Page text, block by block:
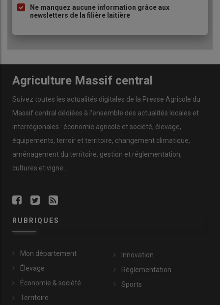
Ne manquez aucune information grâce aux
newsletters de la filière laitière
Agriculture Massif central
Suivez toutes les actualités digitales de la Presse Agricole du
Massif central dédiées à l'ensemble des actualités locales et
interrégionales : économie agricole et société, élevage,
équipements, terroir et territoire, changement climatique,
aménagement du territoire, gestion et réglementation,
cultures et vigne...
RUBRIQUES
Mon département
Élevage
Économie & société
Territoire
Innovation
Réglementation
Sports